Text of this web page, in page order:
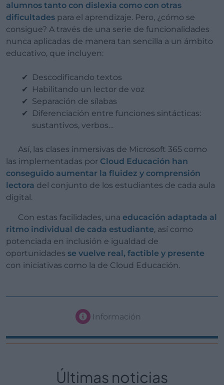
alumnos tanto con dislexia como con otras
dificultades para el aprendizaje. Pero, ¿cómo se
consigue? A través de una serie de funcionalidades
nunca aplicadas de manera tan sencilla a un ámbito
educativo, que incluyen:
Descodificando textos
Habilitando un lector de voz
Separación de sílabas
Diferenciación entre funciones sintácticas:
sustantivos, verbos…
Así, las clases inmersivas de Microsoft 365 como
las implementadas por Cloud Educación han
conseguido aumentar la fluidez y comprensión
lectora del conjunto de los estudiantes de cada aula
digital.
Con estas facilidades, una educación adaptada al
ritmo individual de cada estudiante, así como
potenciada en inclusión e igualdad de
oportunidades se vuelve real, factible y presente
con iniciativas como la de Cloud Educación.
Información
Últimas noticias